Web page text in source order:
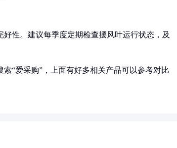
性。建议每季度定期检查摆风叶运行状态，及
“爱采购”，上面有好多相关产品可以参考对比